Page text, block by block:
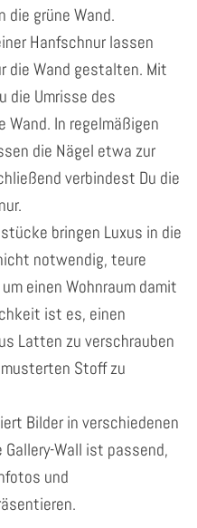
die grüne Wand.
Hanfschnur lassen
die Wand gestalten. Mit
die Umrisse des
In regelmäßigen
die Nägel etwa zur
verbindest Du die
bringen Luxus in die
notwendig, teure
einen Wohnraum damit
ist es, einen
Latten zu verschrauben
Stoff zu
Bilder in verschiedenen
Wall ist passend,
und